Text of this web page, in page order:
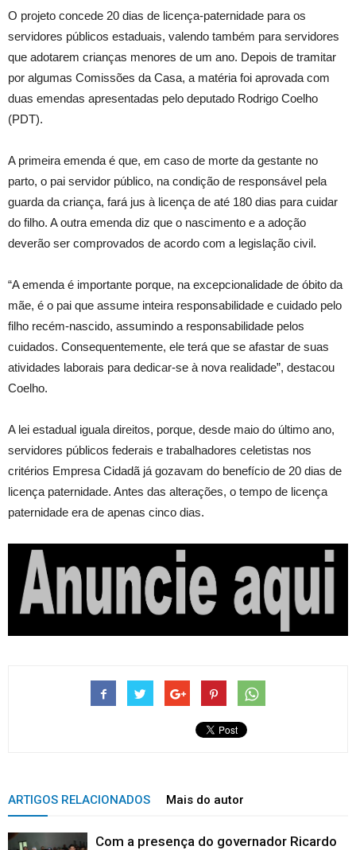
O projeto concede 20 dias de licença-paternidade para os
servidores públicos estaduais, valendo também para servidores
que adotarem crianças menores de um ano. Depois de tramitar
por algumas Comissões da Casa, a matéria foi aprovada com
duas emendas apresentadas pelo deputado Rodrigo Coelho
(PDT).
A primeira emenda é que, em caso de morte da gestante no
parto, o pai servidor público, na condição de responsável pela
guarda da criança, fará jus à licença de até 180 dias para cuidar
do filho. A outra emenda diz que o nascimento e a adoção
deverão ser comprovados de acordo com a legislação civil.
“A emenda é importante porque, na excepcionalidade de óbito da
mãe, é o pai que assume inteira responsabilidade e cuidado pelo
filho recém-nascido, assumindo a responsabilidade pelos
cuidados. Consequentemente, ele terá que se afastar de suas
atividades laborais para dedicar-se à nova realidade”, destacou
Coelho.
A lei estadual iguala direitos, porque, desde maio do último ano,
servidores públicos federais e trabalhadores celetistas nos
critérios Empresa Cidadã já gozavam do benefício de 20 dias de
licença paternidade. Antes das alterações, o tempo de licença
paternidade era de apenas cinco dias.
ARTIGOS RELACIONADOS Mais do autor
Com a presença do governador Ricardo